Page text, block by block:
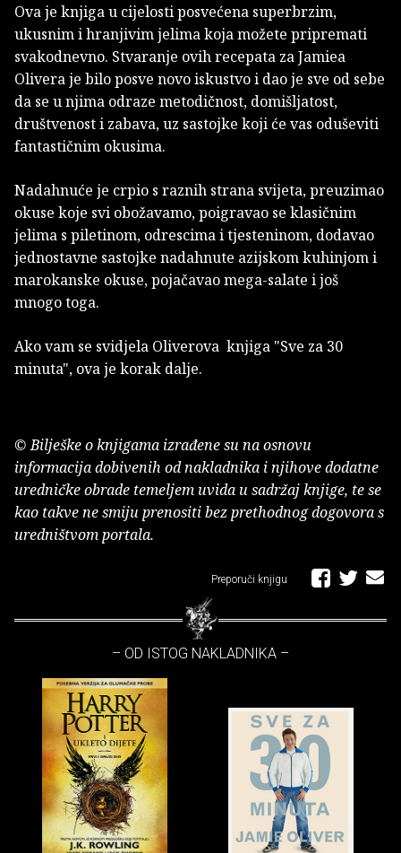
Ova je knjiga u cijelosti posvećena superbrzim,
ukusnim i hranjivim jelima koja možete pripremati
svakodnevno. Stvaranje ovih recepata za Jamiea
Olivera je bilo posve novo iskustvo i dao je sve od sebe
da se u njima odraze metodičnost, domišljatost,
društvenost i zabava, uz sastojke koji će vas oduševiti
fantastičnim okusima.
Nadahnuće je crpio s raznih strana svijeta, preuzimao
okuse koje svi obožavamo, poigravao se klasičnim
jelima s piletinom, odrescima i tjesteninom, dodavao
jednostavne sastojke nadahnute azijskom kuhinjom i
marokanske okuse, pojačavao mega-salate i još
mnogo toga.
Ako vam se svidjela Oliverova knjiga "Sve za 30
minuta", ova je korak dalje.
© Bilješke o knjigama izrađene su na osnovu
informacija dobivenih od nakladnika i njihove dodatne
uredničke obrade temeljem uvida u sadržaj knjige, te se
kao takve ne smiju prenositi bez prethodnog dogovora s
uredništvom portala.
Preporuči knjigu
– OD ISTOG NAKLADNIKA –